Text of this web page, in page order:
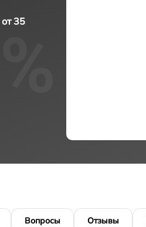
35
Вопросы Отзывы